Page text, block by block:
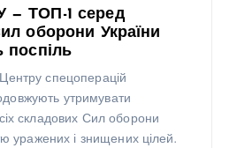
— ТОП-1 серед
оборони України
поспіль
спецоперацій
утримувати
складових Сил оборони
уражених і знищених цілей.